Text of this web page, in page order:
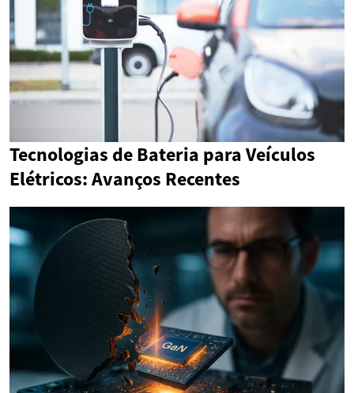
Tecnologias de Bateria para Veículos
Elétricos: Avanços Recentes